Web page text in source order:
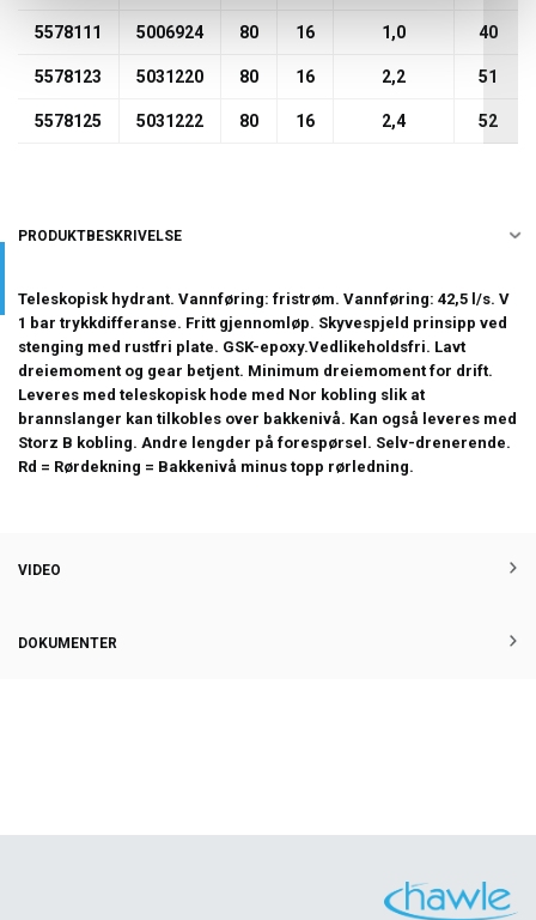
5578111 5006924 80 16 1,0 40
5578123 5031220 80 16 2,2 51
5578125 5031222 80 16 2,4 52
PRODUKTBESKRIVELSE
Teleskopisk hydrant. Vannføring: fristrøm. Vannføring: 42,5 l/s. V
1 bar trykkdifferanse. Fritt gjennomløp. Skyvespjeld prinsipp ved
stenging med rustfri plate. GSK-epoxy.Vedlikeholdsfri. Lavt
dreiemoment og gear betjent. Minimum dreiemoment for drift.
Leveres med teleskopisk hode med Nor kobling slik at
brannslanger kan tilkobles over bakkenivå. Kan også leveres med
Storz B kobling. Andre lengder på forespørsel. Selv-drenerende.
Rd = Rørdekning = Bakkenivå minus topp rørledning.
VIDEO
DOKUMENTER